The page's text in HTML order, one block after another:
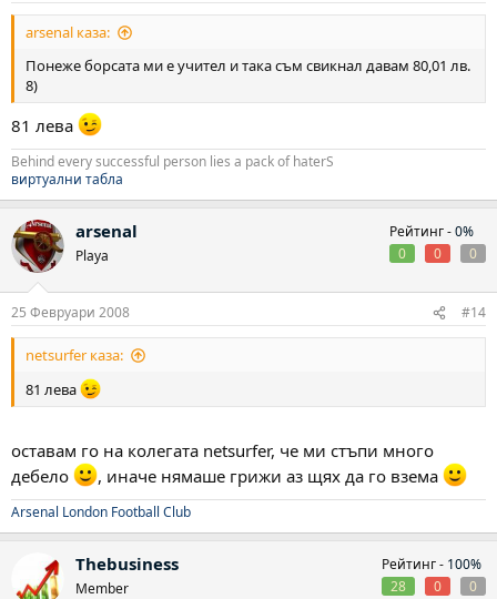
arsenal каза:
Понеже борсата ми е учител и така съм свикнал давам 80,01 лв.
8)
81 лева
Behind every successful person lies a pack of haterS
виртуални табла
arsenal
Playa
Рейтинг -0%
0
0 0
25 Февруари 2008 #14
netsurfer каза:
81 лева
оставам го на колегата netsurfer, че ми стъпи много
дебело
, иначе нямаше грижи аз щях да го взема
Arsenal London Football Club
Thebusiness
Member
Рейтинг - 100%
28
0 0